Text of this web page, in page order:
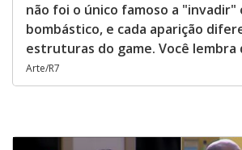
não foi o único famoso a "invadir"
bombástico, e cada aparição
estruturas do game. Você lembra
Arte/R7